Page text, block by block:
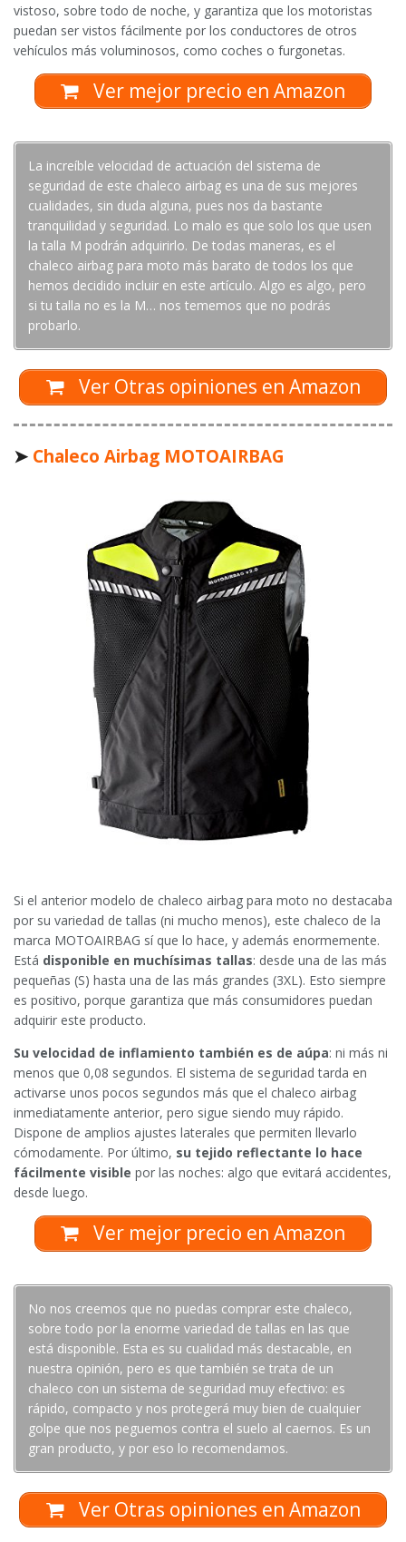
vistoso, sobre todo de noche, y garantiza que los motoristas
puedan ser vistos fácilmente por los conductores de otros
vehículos más voluminosos, como coches o furgonetas.
Ver mejor precio en Amazon
La increíble velocidad de actuación del sistema de
seguridad de este chaleco airbag es una de sus mejores
cualidades, sin duda alguna, pues nos da bastante
tranquilidad y seguridad. Lo malo es que solo los que usen
la talla M podrán adquirirlo. De todas maneras, es el
chaleco airbag para moto más barato de todos los que
hemos decidido incluir en este artículo. Algo es algo, pero
si tu talla no es la M… nos tememos que no podrás
probarlo.
Ver Otras opiniones en Amazon
➤ Chaleco Airbag MOTOAIRBAG
Si el anterior modelo de chaleco airbag para moto no destacaba
por su variedad de tallas (ni mucho menos), este chaleco de la
marca MOTOAIRBAG sí que lo hace, y además enormemente.
Está disponible en muchísimas tallas: desde una de las más
pequeñas (S) hasta una de las más grandes (3XL). Esto siempre
es positivo, porque garantiza que más consumidores puedan
adquirir este producto.
Su velocidad de inflamiento también es de aúpa: ni más ni
menos que 0,08 segundos. El sistema de seguridad tarda en
activarse unos pocos segundos más que el chaleco airbag
inmediatamente anterior, pero sigue siendo muy rápido.
Dispone de amplios ajustes laterales que permiten llevarlo
cómodamente. Por último, su tejido reflectante lo hace
fácilmente visible por las noches: algo que evitará accidentes,
desde luego.
Ver mejor precio en Amazon
No nos creemos que no puedas comprar este chaleco,
sobre todo por la enorme variedad de tallas en las que
está disponible. Esta es su cualidad más destacable, en
nuestra opinión, pero es que también se trata de un
chaleco con un sistema de seguridad muy efectivo: es
rápido, compacto y nos protegerá muy bien de cualquier
golpe que nos peguemos contra el suelo al caernos. Es un
gran producto, y por eso lo recomendamos.
Ver Otras opiniones en Amazon